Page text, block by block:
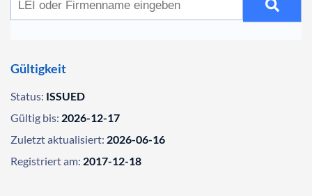
Gültigkeit
Status: ISSUED
Gültig bis: 2026-12-17
Zuletzt aktualisiert: 2026-06-16
Registriert am: 2017-12-18